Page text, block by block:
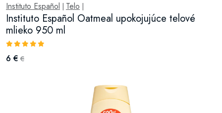
Instituto Español Telo
Instituto Español Oatmeal upokojujúce telové
mlieko 950 ml
6 € €